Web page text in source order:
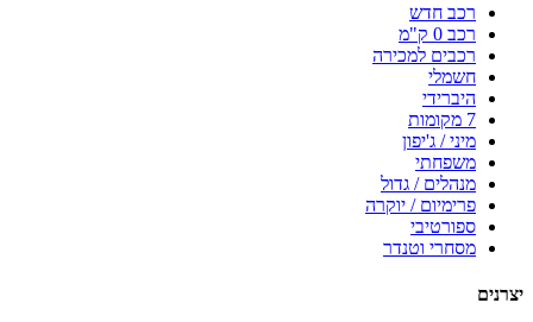
רכב חדש
רכב 0 ק"מ
רכבים למכירה
חשמלי
היברידי
7 מקומות
מיני / ג'יפון
משפחתי
מנהלים / גדול
פרימיום / יוקרה
ספורטיבי
מסחרי וטנדר
יצרנים